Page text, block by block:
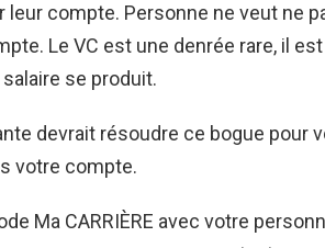
leur compte. Personne ne veut ne
Le VC est une denrée rare, il
se produit.
devrait résoudre ce bogue pour
votre compte.
Ma CARRIÈRE avec votre